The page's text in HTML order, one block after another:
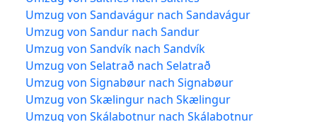
Umzug von Sandavágur nach Sandavágur
Umzug von Sandur nach Sandur
Umzug von Sandvík nach Sandvík
Umzug von Selatrað nach Selatrað
Umzug von Signabøur nach Signabøur
Umzug von Skælingur nach Skælingur
Umzug von Skálabotnur nach Skálabotnur